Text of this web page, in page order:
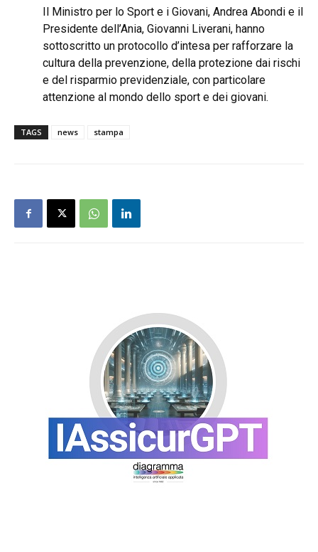
Il Ministro per lo Sport e i Giovani, Andrea Abondi e il
Presidente dell’Ania, Giovanni Liverani, hanno
sottoscritto un protocollo d’intesa per rafforzare la
cultura della prevenzione, della protezione dai rischi
e del risparmio previdenziale, con particolare
attenzione al mondo dello sport e dei giovani.
TAGS news stampa